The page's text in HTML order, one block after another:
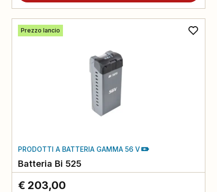
Prezzo lancio
PRODOTTI A BATTERIA GAMMA 56 V
Batteria Bi 525
€ 203,00